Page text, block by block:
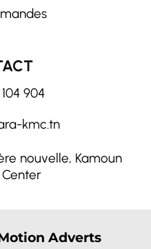
904
kmc.tn
nouvelle, Kamoun
Adverts